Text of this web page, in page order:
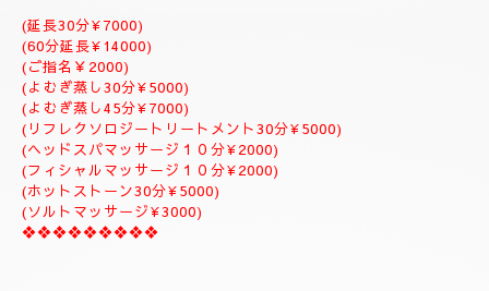
🌈🪻⑥デトックス体質改善トリートメント＆ソルトマッサージト
リートメントコース🪻🌈
全身極上リンパドレナージュトリートメント、リフレクソロジー
足つぼデトックス体質改善トリートメント、ソルトマッサージ、
ジャプカサイ＆リンガムトリートメント、よむぎ蒸しコース
９０分￥25000
１２０分¥30000⇒¥28000
１５０分¥35000⇒¥32000
❖❖❖❖❖❖❖❖❖